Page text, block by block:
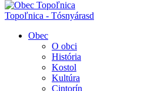
Topoľnica - Tósnyárasd
Obec
O obci
História
Kostol
Kultúra
Cintorín